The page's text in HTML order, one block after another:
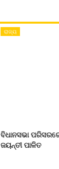
ରାଜ୍ୟ
ବିଧାନସଭା
ଜୟନ୍ତୀ ପାଳିତ